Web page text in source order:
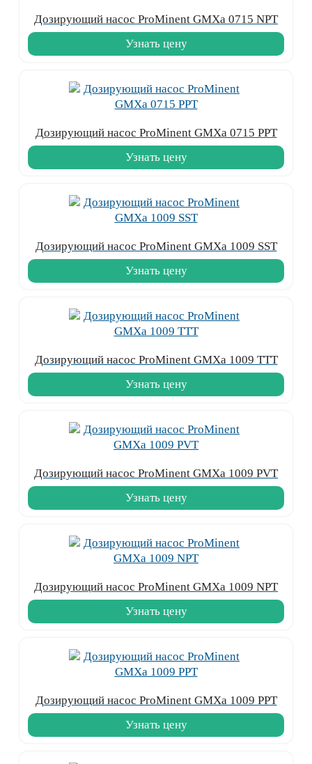
Дозирующий насос ProMinent GMXa 0715 NPT
Узнать цену
Дозирующий насос ProMinent GMXa 0715 PPT
Узнать цену
Дозирующий насос ProMinent GMXa 1009 SST
Узнать цену
Дозирующий насос ProMinent GMXa 1009 TTT
Узнать цену
Дозирующий насос ProMinent GMXa 1009 PVT
Узнать цену
Дозирующий насос ProMinent GMXa 1009 NPT
Узнать цену
Дозирующий насос ProMinent GMXa 1009 PPT
Узнать цену